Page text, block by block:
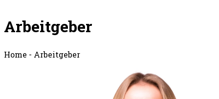
Arbeitgeber
Home - Arbeitgeber